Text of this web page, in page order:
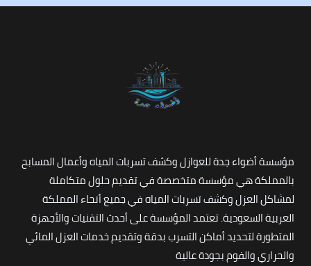
مؤسسة أضواء جدة للعوازل وكشف تسربات المياه وأعمال المسابح
بالمملكة هي مؤسسة متخصصة في تقديم حلول متكاملة
لمشاكل العزل وكشف تسربات المياه في جميع أنحاء المملكة
العربية السعودية. تعتمد المؤسسة على أحدث التقنيات والأجهزة
المتطورة لتحديد أماكن التسرب بدقة وتقديم خدمات العزل المائي
والحراري والفوم بجودة عالية